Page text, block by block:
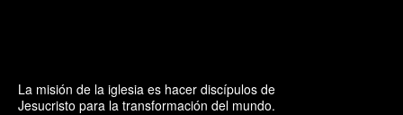
La misión de la iglesia es hacer discípulos de
Jesucristo para la transformación del mundo.